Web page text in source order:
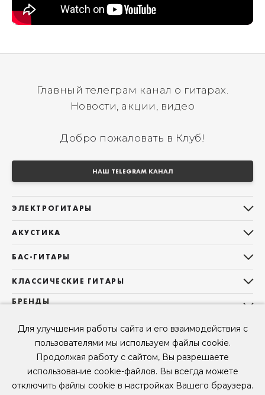
Для улучшения работы сайта и его взаимодействия с
пользователями мы используем файлы cookie.
Продолжая работу с сайтом, Вы разрешаете
использование cookie-файлов. Вы всегда можете
отключить файлы cookie в настройках Вашего браузера.
Главный телеграм канал о гитарах.
Новости, акции, видео
Добро пожаловать в Клуб!
НАШ TELEGRAM КАНАЛ
ЭЛЕКТРОГИТАРЫ
Telecaster
Les Paul
Superstrat
АКУСТИКА
Фолки (ОМ, 000, 00)
Гранд Аудиториум
Б/У, уцененные гитары
БАС-ГИТАРЫ
Precision Bass
Б/У, уцененные гитары
КЛАССИЧЕСКИЕ ГИТАРЫ
Все классические гитары
Б/У, уцененные гитары
БРЕНДЫ
Sigma Guitars
Enya Guitars
Fender
Gibson
Контакты
Мы в Telegram
Мы в ВК
Мы в YouTube